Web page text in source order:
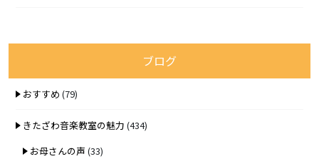
ブログ
おすすめ (79)
きたざわ音楽教室の魅力 (434)
お母さんの声 (33)